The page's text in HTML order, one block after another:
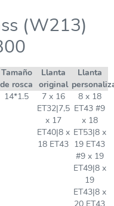
(W213)
Tamaño
de rosca
Llanta
original
Llanta
14*1.5
7 x 16
ET32|7,5
x 17
ET40|8 x
18 ET43
8 x 18
ET43 #9
x 18
ET53|8 x
19 ET43
#9 x 19
ET49|8 x
19
ET43|8 x